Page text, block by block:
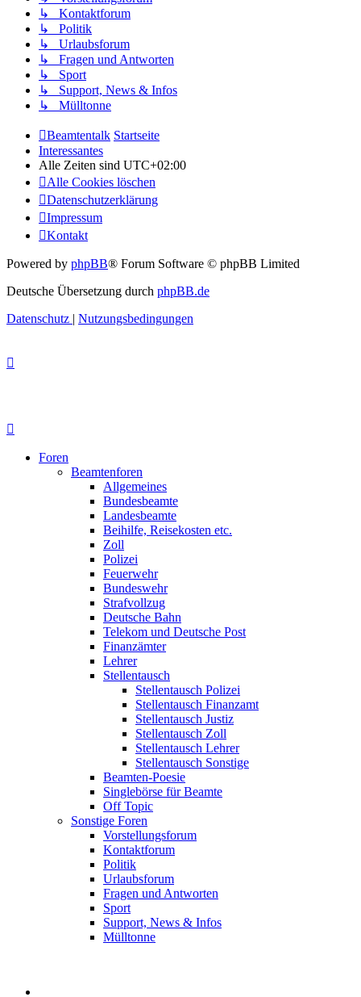
↳ Kontaktforum
↳ Politik
↳ Urlaubsforum
↳ Fragen und Antworten
↳ Sport
↳ Support, News & Infos
↳ Mülltonne
Beamtentalk Startseite
Interessantes
Alle Zeiten sind UTC+02:00
Alle Cookies löschen
Datenschutzerklärung
Impressum
Kontakt
Powered by phpBB® Forum Software © phpBB Limited
Deutsche Übersetzung durch phpBB.de
Datenschutz | Nutzungsbedingungen
Foren
Beamtenforen
Allgemeines
Bundesbeamte
Landesbeamte
Beihilfe, Reisekosten etc.
Zoll
Polizei
Feuerwehr
Bundeswehr
Strafvollzug
Deutsche Bahn
Telekom und Deutsche Post
Finanzämter
Lehrer
Stellentausch
Stellentausch Polizei
Stellentausch Finanzamt
Stellentausch Justiz
Stellentausch Zoll
Stellentausch Lehrer
Stellentausch Sonstige
Beamten-Poesie
Singlebörse für Beamte
Off Topic
Sonstige Foren
Vorstellungsforum
Kontaktforum
Politik
Urlaubsforum
Fragen und Antworten
Sport
Support, News & Infos
Mülltonne